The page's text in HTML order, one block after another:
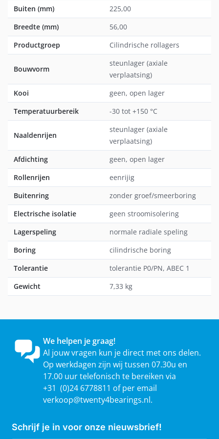
Buiten (mm)
225,00
Breedte (mm)
56,00
Productgroep
Cilindrische rollagers
Bouwvorm
steunlager (axiale
verplaatsing)
Kooi
geen, open lager
Temperatuurbereik
-30 tot +150 °C
Naaldenrijen
steunlager (axiale
verplaatsing)
Afdichting
geen, open lager
Rollenrijen
eenrijig
Buitenring
zonder groef/smeerboring
Electrische isolatie
geen stroomisolering
Lagerspeling
normale radiale speling
Boring
cilindrische boring
Tolerantie
tolerantie P0/PN, ABEC 1
Gewicht
7,33 kg
We helpen je graag!
Al jouw vragen kun je direct met ons delen.
Op werkdagen zijn wij tussen 07.30u en
17.00 uur telefonisch te bereiken via
+31 (0)24 6778811 of per email
verkoop@twenty4bearings.nl.
Schrijf je in voor onze nieuwsbrief!